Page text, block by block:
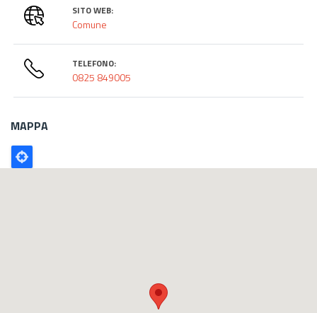
SITO WEB:
Comune
TELEFONO:
0825 849005
MAPPA
Poligono
GEO